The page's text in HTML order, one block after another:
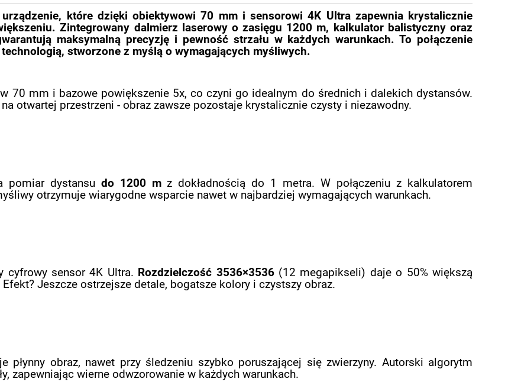
urządzenie, które dzięki obiektywowi 70 mm i sensorowi 4K Ultra zapewnia krystalicznie
Zintegrowany dalmierz laserowy o zasięgu 1200 m, kalkulator balistyczny oraz
maksymalną precyzję i pewność strzału w każdych warunkach. To połączenie
stworzone z myślą o wymagających myśliwych.
70 mm i bazowe powiększenie 5x, co czyni go idealnym do średnich i dalekich dystansów.
otwartej przestrzeni - obraz zawsze pozostaje krystalicznie czysty i niezawodny.
pomiar dystansu do 1200 mz dokładnością do 1 metra. W połączeniu z kalkulatorem
otrzymuje wiarygodne wsparcie nawet w najbardziej wymagających warunkach.
cyfrowy sensor 4K Ultra. Rozdzielczość 3536×3536(12 megapikseli) daje o 50% większą
Jeszcze ostrzejsze detale, bogatsze kolory i czystszy obraz.
płynny obraz, nawet przy śledzeniu szybko poruszającej się zwierzyny. Autorski algorytm
zapewniając wierne odwzorowanie w każdych warunkach.